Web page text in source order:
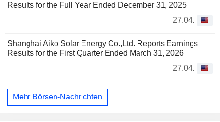
Results for the Full Year Ended December 31, 2025
27.04.
Shanghai Aiko Solar Energy Co.,Ltd. Reports Earnings
Results for the First Quarter Ended March 31, 2026
27.04.
Mehr Börsen-Nachrichten